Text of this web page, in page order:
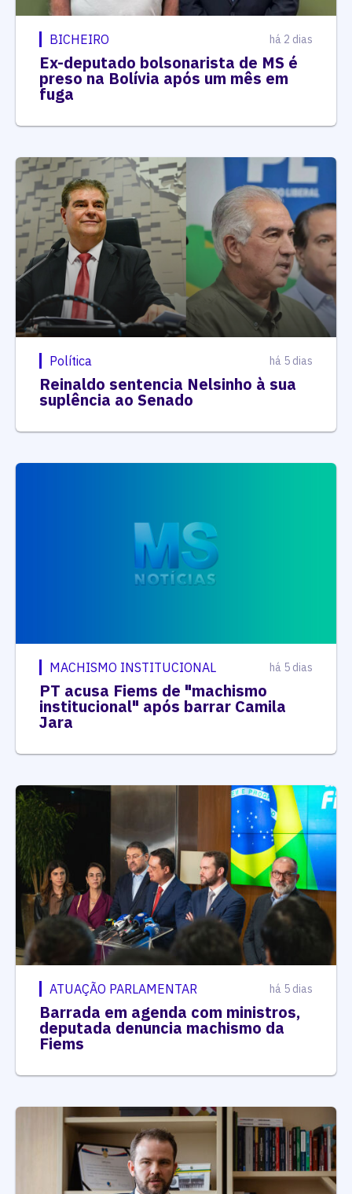
BICHEIRO há 2 dias
Ex-deputado bolsonarista de MS é
preso na Bolívia após um mês em
fuga
Política há 5 dias
Reinaldo sentencia Nelsinho à sua
suplência ao Senado
MACHISMO INSTITUCIONAL há 5 dias
PT acusa Fiems de "machismo
institucional" após barrar Camila
Jara
ATUAÇÃO PARLAMENTAR há 5 dias
Barrada em agenda com ministros,
deputada denuncia machismo da
Fiems